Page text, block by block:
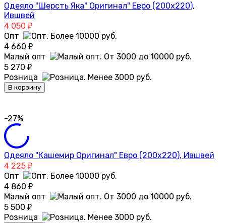
Одеяло "Шерсть Яка" Оригинал" Евро (200х220),
Ившвей
4 050 ₽
Опт
4 660 ₽
Малый опт
5 270 ₽
Розница
В корзину
-27%
Одеяло "Кашемир Оригинал" Евро (200х220), Ившвей
4 225 ₽
Опт
4 860 ₽
Малый опт
5 500 ₽
Розница